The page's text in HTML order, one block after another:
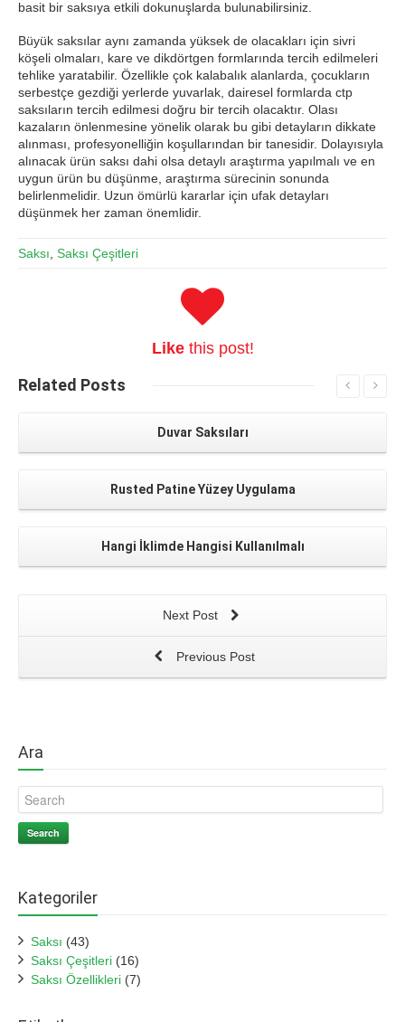
basit bir saksıya etkili dokunuşlarda bulunabilirsiniz.
Büyük saksılar aynı zamanda yüksek de olacakları için sivri
köşeli olmaları, kare ve dikdörtgen formlarında tercih edilmeleri
tehlike yaratabilir. Özellikle çok kalabalık alanlarda, çocukların
serbestçe gezdiği yerlerde yuvarlak, dairesel formlarda ctp
saksıların tercih edilmesi doğru bir tercih olacaktır. Olası
kazaların önlenmesine yönelik olarak bu gibi detayların dikkate
alınması, profesyonelliğin koşullarından bir tanesidir. Dolayısıyla
alınacak ürün saksı dahi olsa detaylı araştırma yapılmalı ve en
uygun ürün bu düşünme, araştırma sürecinin sonunda
belirlenmelidir. Uzun ömürlü kararlar için ufak detayları
düşünmek her zaman önemlidir.
Saksı Saksı Çeşitleri
Likethis post!
Related Posts
Duvar Saksıları
Rusted Patine Yüzey Uygulama
Hangi İklimde Hangisi Kullanılmalı
Next Post
Previous Post
Ara
Search
Kategoriler
Saksı (43)
Saksı Çeşitleri (16)
Saksı Özellikleri (7)